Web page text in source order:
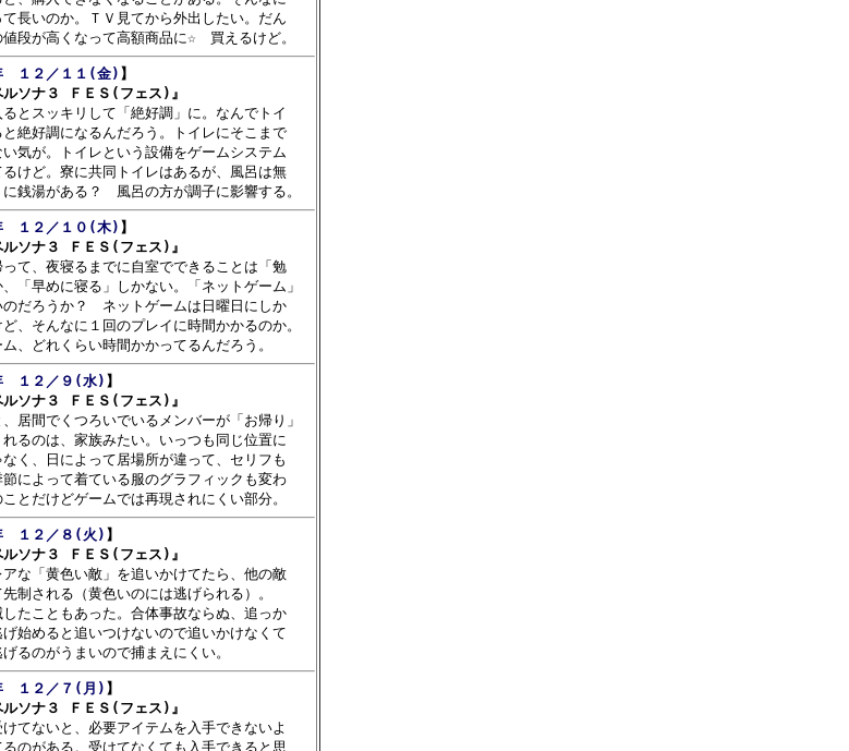
長いのか。ＴＶ見てから外出したい。だん
　１２／１１(金) 】
ソナ３ ＦＥＳ(フェス)』
とスッキリして「絶好調」に。なんでトイ
絶好調になるんだろう。トイレにそこまで
気が。トイレという設備をゲームシステム
けど。寮に共同トイレはあるが、風呂は無
　１２／１０(木) 】
ソナ３ ＦＥＳ(フェス)』
て、夜寝るまでに自室でできることは「勉
「早めに寝る」しかない。「ネットゲーム」
だろうか？　ネットゲームは日曜日にしか
、そんなに１回のプレイに時間かかるのか。
　１２／９(水) 】
ソナ３ ＦＥＳ(フェス)』
居間でくつろいでいるメンバーが「お帰り」
るのは、家族みたい。いっつも同じ位置に
く、日によって居場所が違って、セリフも
によって着ている服のグラフィックも変わ
　１２／８(火) 】
ソナ３ ＦＥＳ(フェス)』
な「黄色い敵」を追いかけてたら、他の敵
制される（黄色いのには逃げられる）。
たこともあった。合体事故ならぬ、追っか
始めると追いつけないので追いかけなくて
　１２／７(月) 】
ソナ３ ＦＥＳ(フェス)』
てないと、必要アイテムを入手できないよ
のがある。受けてなくても入手できると思